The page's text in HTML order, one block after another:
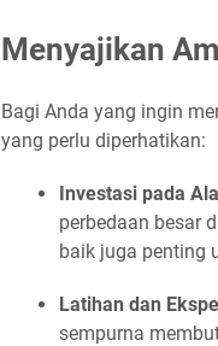
Menyajikan
Bagi Anda yang ingin
yang perlu diperhatikan:
Investasi pada
perbedaan besar
baik juga penting
Latihan dan
sempurna